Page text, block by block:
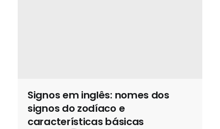
Signos em inglês: nomes dos
signos do zodíaco e
características básicas